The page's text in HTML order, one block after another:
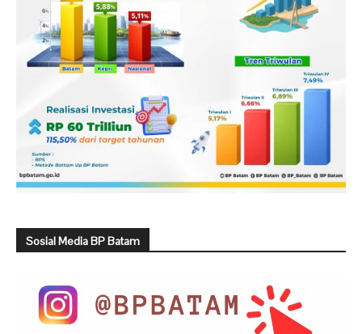
Sosial Media BP Batam